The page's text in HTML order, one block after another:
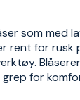
som med
rent for rusk
for